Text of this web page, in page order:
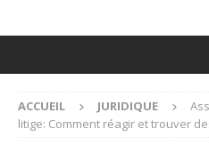
ACCUEIL JURIDIQUE
litige: Comment réagir et trouver